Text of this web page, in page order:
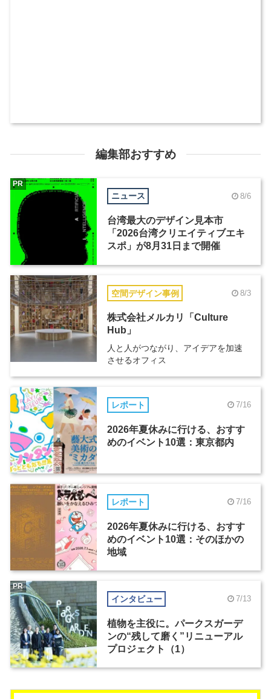
編集部おすすめ
ニュース 8/6
台湾最大のデザイン見本市
「2026台湾クリエイティブエキ
スポ」が8月31日まで開催
PR
空間デザイン事例 8/3
株式会社メルカリ「Culture
Hub」
人と人がつながり、アイデアを加速
させるオフィス
レポート 7/16
2026年夏休みに行ける、おすす
めのイベント10選：東京都内
レポート 7/16
2026年夏休みに行ける、おすす
めのイベント10選：そのほかの
地域
インタビュー 7/13
植物を主役に。パークスガーデ
ンの“残して磨く”リニューアル
プロジェクト（1）
PR